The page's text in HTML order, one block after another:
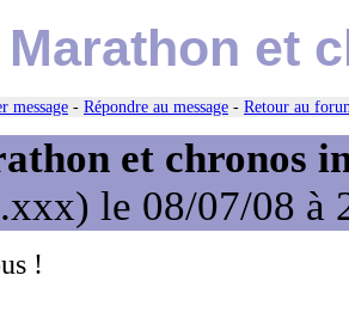
Marathon et
message - Répondre au message - Retour au
et chronos
le 08/07/08 à
!